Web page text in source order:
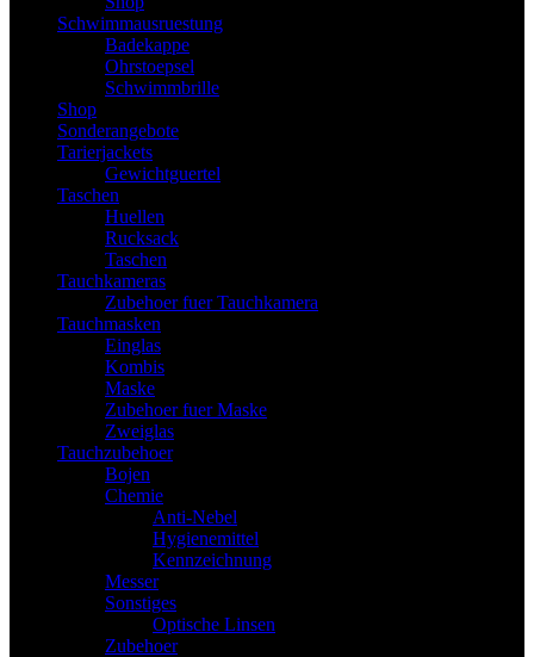
Schwimmausruestung
Badekappe
Ohrstoepsel
Schwimmbrille
Shop
Sonderangebote
Tarierjackets
Gewichtguertel
Taschen
Huellen
Rucksack
Taschen
Tauchkameras
Zubehoer fuer Tauchkamera
Tauchmasken
Einglas
Kombis
Maske
Zubehoer fuer Maske
Zweiglas
Tauchzubehoer
Bojen
Chemie
Anti-Nebel
Hygienemittel
Kennzeichnung
Messer
Sonstiges
Optische Linsen
Zubehoer